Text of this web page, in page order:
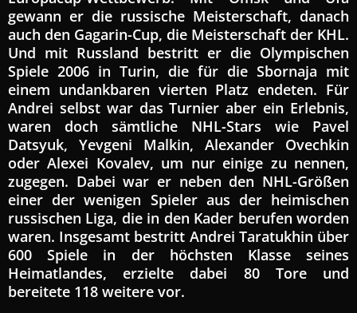
gewann er die russische Meisterschaft, danach
auch den Gagarin-Cup, die Meisterschaft der KHL.
Und mit Russland bestritt er die Olympischen
Spiele 2006 in Turin, die für die Sbornaja mit
einem undankbaren vierten Platz endeten. Für
Andrei selbst war das Turnier aber ein Erlebnis,
waren doch sämtliche NHL-Stars wie Pavel
Datsyuk, Yevgeni Malkin, Alexander Ovechkin
oder Alexei Kovalev, um nur einige zu nennen,
zugegen. Dabei war er neben den NHL-Größen
einer der wenigen Spieler aus der heimischen
russischen Liga, die in den Kader berufen worden
waren. Insgesamt bestritt Andrei Taratukhin über
600 Spiele in der höchsten Klasse seines
Heimatlandes, erzielte dabei 80 Tore und
bereitete 118 weitere vor.